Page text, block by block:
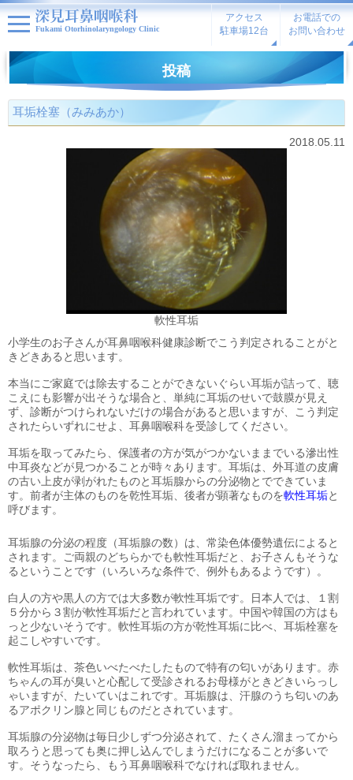
Fukami Otorhinolaryngology Clinic
アクセス
駐車場12台
お電話での
お問い合わせ
投稿
耳垢栓塞（みみあか）
2018.05.11
軟性耳垢
小学生のお子さんが耳鼻咽喉科健康診断でこう判定されることがと
きどきあると思います。
本当にご家庭では除去することができないぐらい耳垢が詰って、聴
こえにも影響が出そうな場合と、単純に耳垢のせいで鼓膜が見え
ず、診断がつけられないだけの場合があると思いますが、こう判定
されたらいずれにせよ、耳鼻咽喉科を受診してください。
耳垢を取ってみたら、保護者の方が気がつかないままでいる滲出性
中耳炎などが見つかることが時々あります。耳垢は、外耳道の皮膚
の古い上皮が剥がれたものと耳垢腺からの分泌物とでできていま
す。前者が主体のものを乾性耳垢、後者が顕著なものを軟性耳垢と
呼びます。
耳垢腺の分泌の程度（耳垢腺の数）は、常染色体優勢遺伝によると
されます。ご両親のどちらかでも軟性耳垢だと、お子さんもそうな
るということです（いろいろな条件で、例外もあるようです）。
白人の方や黒人の方では大多数が軟性耳垢です。日本人では、１割
５分から３割が軟性耳垢だと言われています。中国や韓国の方はも
っと少ないそうです。軟性耳垢の方が乾性耳垢に比べ、耳垢栓塞を
起こしやすいです。
軟性耳垢は、茶色いべたべたしたもので特有の匂いがあります。赤
ちゃんの耳が臭いと心配して受診されるお母様がときどきいらっし
ゃいますが、たいていはこれです。耳垢腺は、汗腺のうち匂いのあ
るアポクリン腺と同じものだとされています。
耳垢腺の分泌物は毎日少しずつ分泌されて、たくさん溜まってから
取ろうと思っても奥に押し込んでしまうだけになることが多いで
す。そうなったら、もう耳鼻咽喉科でなければ取れません。